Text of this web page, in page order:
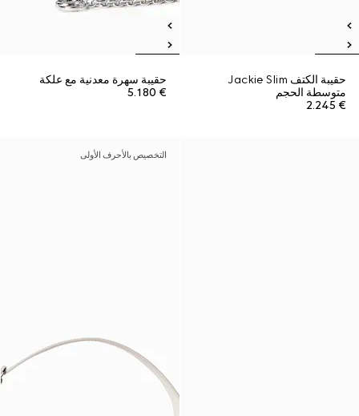
حقيبة الكتف Jackie Slim
متوسطة الحجم
€ 2.245
حقيبة سهرة معدنية مع علكة
€ 5.180
التخصيص بالأحرف الأولى